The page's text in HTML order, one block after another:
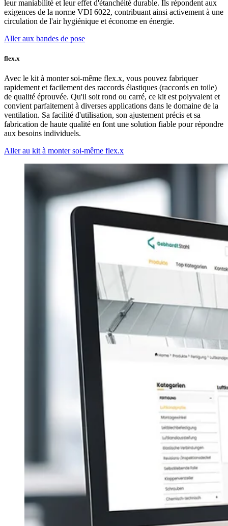
leur maniabilité et leur effet d'étanchéité durable. Ils répondent aux
exigences de la norme VDI 6022, contribuant ainsi activement à une
circulation de l'air hygiénique et économe en énergie.
Aller aux bandes de pose
flex.x
Avec le kit à monter soi-même flex.x, vous pouvez fabriquer
rapidement et facilement des raccords élastiques (raccords en toile)
de qualité éprouvée. Qu'il soit rond ou carré, ce kit est polyvalent et
convient parfaitement à diverses applications dans le domaine de la
ventilation. Sa facilité d'utilisation, son ajustement précis et sa
fabrication de haute qualité en font une solution fiable pour répondre
aux besoins individuels.
Aller au kit à monter soi-même flex.x